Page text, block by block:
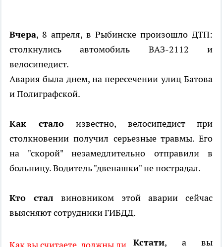
Вчера, 8 апреля, в Рыбинске произошло ДТП:
столкнулись автомобиль ВАЗ-2112 и
велосипедист.
Авария была днем, на пересечении улиц Батова
и Полиграфской.
Как стало известно, велосипедист при
столкновении получил серьезные травмы. Его
на "скорой" незамедлительно отправили в
больницу. Водитель "двенашки" не пострадал.
Кто стал виновником этой аварии сейчас
выясняют сотрудники ГИБДД.
Кстати, а вы